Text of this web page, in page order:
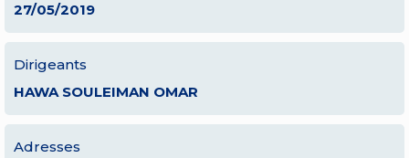
27/05/2019
Dirigeants
HAWA SOULEIMAN OMAR
Adresses